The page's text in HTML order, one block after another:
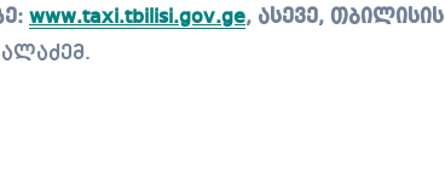
www.taxi.tbilisi.gov.ge, ასევე, თბილისის